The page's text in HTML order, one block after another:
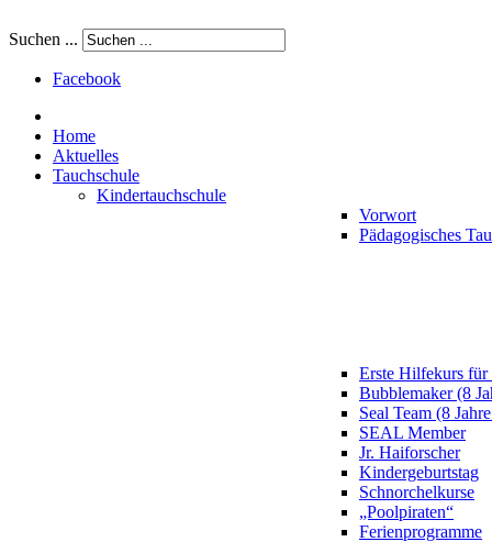
Suchen ...
Facebook
Home
Aktuelles
Tauchschule
Kindertauchschule
Vorwort
Pädagogisches
Erste Hilfekurs
Bubblemaker (8
Seal Team (8
SEAL Member
Jr. Haiforscher
Kindergeburtstag
Schnorchelkurse
„Poolpiraten“
Ferienprogramme